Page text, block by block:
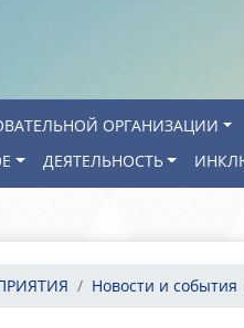
ОРГАНИЗАЦИИ
ДЕЯТЕЛЬНОСТЬ
Новости и события